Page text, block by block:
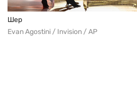
Шер
Evan Agostini / Invision / AP